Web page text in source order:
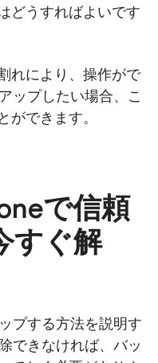
どうすればよいです
れにより、操作がで
ップしたい場合、こ
ができます。
で信頼
すぐ解
プする方法を説明す
できなければ、バッ